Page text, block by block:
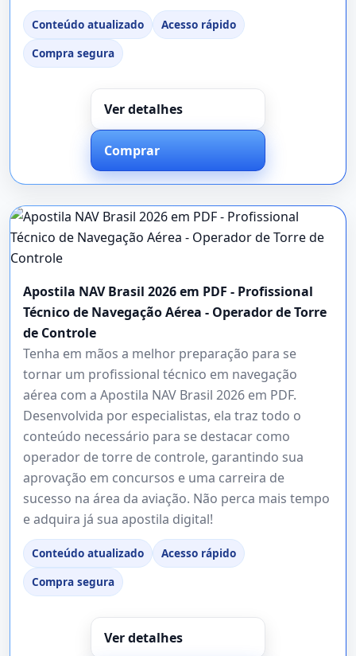
Conteúdo atualizado
Acesso rápido
Compra segura
Ver detalhes
Comprar
Apostila NAV Brasil 2026 em PDF - Profissional
Técnico de Navegação Aérea - Operador de Torre
de Controle
Tenha em mãos a melhor preparação para se
tornar um profissional técnico em navegação
aérea com a Apostila NAV Brasil 2026 em PDF.
Desenvolvida por especialistas, ela traz todo o
conteúdo necessário para se destacar como
operador de torre de controle, garantindo sua
aprovação em concursos e uma carreira de
sucesso na área da aviação. Não perca mais tempo
e adquira já sua apostila digital!
Conteúdo atualizado
Acesso rápido
Compra segura
Ver detalhes